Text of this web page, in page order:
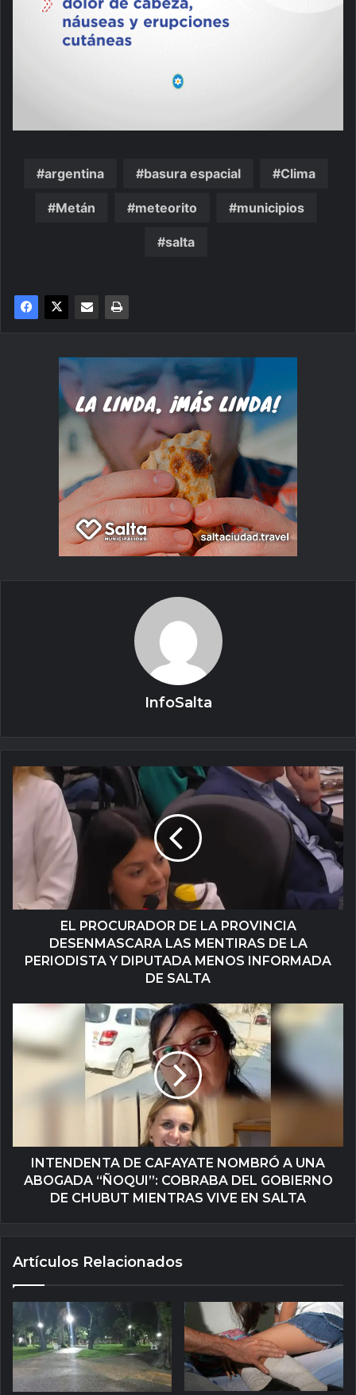
argentina basura espacial Clima
Metán meteorito municipios
salta
InfoSalta
EL PROCURADOR DE LA PROVINCIA
DESENMASCARA LAS MENTIRAS DE LA
PERIODISTA Y DIPUTADA MENOS INFORMADA
DE SALTA
INTENDENTA DE CAFAYATE NOMBRÓ A UNA
ABOGADA “ÑOQUI”: COBRABA DEL GOBIERNO
DE CHUBUT MIENTRAS VIVE EN SALTA
Artículos Relacionados